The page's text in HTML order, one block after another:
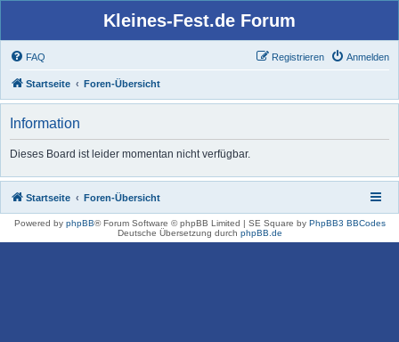
Kleines-Fest.de Forum
FAQ Anmelden
Registrieren
Startseite Foren-Übersicht
Information
Dieses Board ist leider momentan nicht verfügbar.
Startseite Foren-Übersicht
Powered by phpBB® Forum Software © phpBB Limited | SE Square by PhpBB3 BBCodes
Deutsche Übersetzung durch phpBB.de